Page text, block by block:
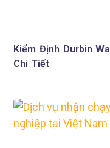
Kiểm Định Durbin
Chi Tiết